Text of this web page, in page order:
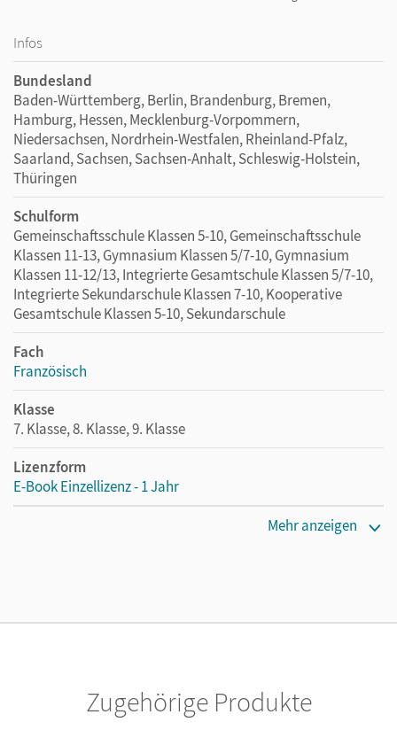
Infos
Bundesland
Baden-Württemberg, Berlin, Brandenburg, Bremen,
Hamburg, Hessen, Mecklenburg-Vorpommern,
Niedersachsen, Nordrhein-Westfalen, Rheinland-Pfalz,
Saarland, Sachsen, Sachsen-Anhalt, Schleswig-Holstein,
Thüringen
Schulform
Gemeinschaftsschule Klassen 5-10, Gemeinschaftsschule
Klassen 11-13, Gymnasium Klassen 5/7-10, Gymnasium
Klassen 11-12/13, Integrierte Gesamtschule Klassen 5/7-10,
Integrierte Sekundarschule Klassen 7-10, Kooperative
Gesamtschule Klassen 5-10, Sekundarschule
Fach
Französisch
Klasse
7. Klasse, 8. Klasse, 9. Klasse
Lizenzform
E-Book Einzellizenz - 1 Jahr
Privatpersonen, die nur mit dem E-Book arbeiten.
Mehr anzeigen
Zugehörige Produkte